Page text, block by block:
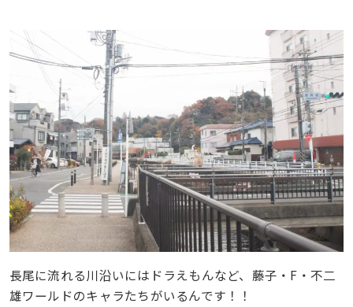
長尾に流れる川沿いにはドラえもんなど、藤子・F・不二
雄ワールドのキャラたちがいるんです！！